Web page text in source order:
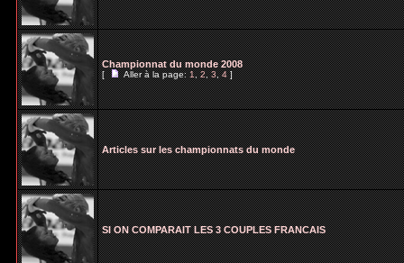
Championnat du monde 2008
[ Aller à la page:1,2,3,4]
Articles sur les championnats du monde
SI ON COMPARAIT LES 3 COUPLES FRANCAIS